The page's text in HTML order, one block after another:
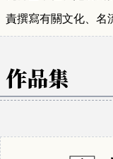
責撰寫有關文化、名
作品集